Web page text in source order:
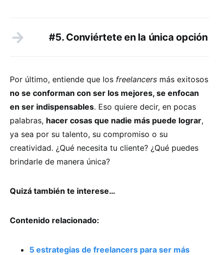
#5. Conviértete en la única opción
Por último, entiende que los freelancers más exitosos
no se conforman con ser los mejores, se enfocan
en ser indispensables. Eso quiere decir, en pocas
palabras, hacer cosas que nadie más puede lograr,
ya sea por su talento, su compromiso o su
creatividad. ¿Qué necesita tu cliente? ¿Qué puedes
brindarle de manera única?
Quizá también te interese…
Contenido relacionado:
5 estrategias de freelancers para ser más